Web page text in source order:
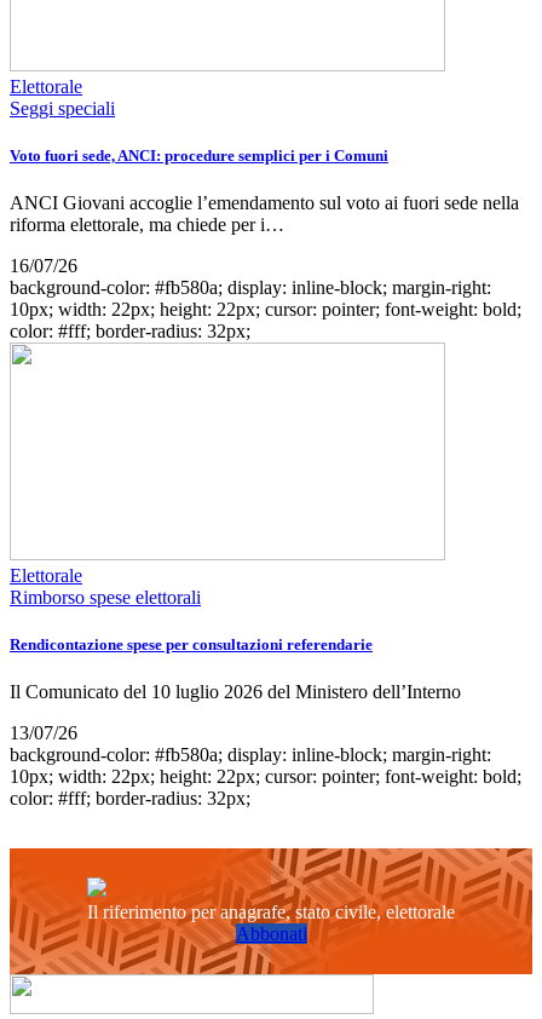
Elettorale
Seggi speciali
Voto fuori sede, ANCI: procedure semplici per i Comuni
ANCI Giovani accoglie l’emendamento sul voto ai fuori sede nella
riforma elettorale, ma chiede per i…
16/07/26
background-color: #fb580a; display: inline-block; margin-right:
10px; width: 22px; height: 22px; cursor: pointer; font-weight: bold;
color: #fff; border-radius: 32px;
Elettorale
Rimborso spese elettorali
Rendicontazione spese per consultazioni referendarie
Il Comunicato del 10 luglio 2026 del Ministero dell’Interno
13/07/26
background-color: #fb580a; display: inline-block; margin-right:
10px; width: 22px; height: 22px; cursor: pointer; font-weight: bold;
color: #fff; border-radius: 32px;
Il riferimento per anagrafe, stato civile, elettorale
Abbonati